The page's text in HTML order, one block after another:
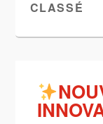
CLASSÉ